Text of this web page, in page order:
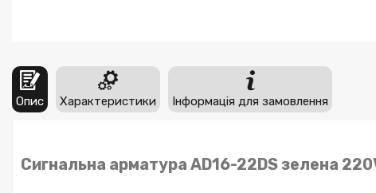
Опис Характеристики Інформація для замовлення
Сигнальна арматура AD16-22DS зелена